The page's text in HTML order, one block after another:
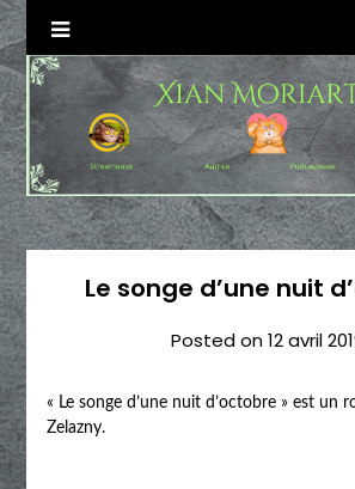
Skip
to
content
Xian Moriarty
Autrice SFFF & Blogueuse & Streameuse
Le songe d’une nuit
Posted on12 avril
« Le songe d’une nuit d’octobre » est un
Zelazny.